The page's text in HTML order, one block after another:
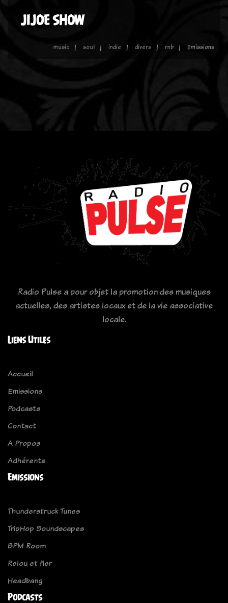
JIJOE SHOW
music soul indie divers rnb Emissions
Radio Pulse a pour objet la promotion des musiques
actuelles, des artistes locaux et de la vie associative
locale.
Liens Utiles
Accueil
Emissions
Podcasts
Contact
A Propos
Adhérents
Emissions
Thunderstruck Tunes
TripHop Soundscapes
BPM Room
Relou et fier
Headbang
Podcasts